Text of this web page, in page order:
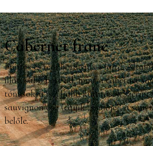
Cabernet franc
Fontos és régi bordeaux-i fajta.
illatosabb bort ad, mint a cabernet
tónusokra is. Újabb kutatások szerint
sauvignon őse (egyik „szülője”, a
belőle.